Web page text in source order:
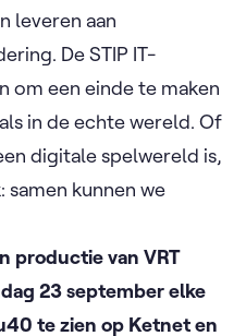
leveren aan
De STIP IT-
om een einde te maken
in de echte wereld. Of
digitale spelwereld is,
kunnen we
productie van VRT
23 september elke
te zien op Ketnet en